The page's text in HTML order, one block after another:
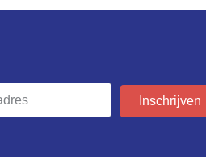
Inschrijven